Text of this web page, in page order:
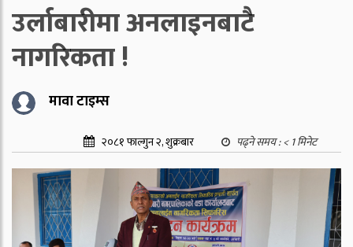
उर्लाबारीमा अनलाइनबाटै
नागरिकता !
मावा टाइम्स
२०८१ फाल्गुन २, शुक्रबार पढ्ने समय :< 1मिनेट